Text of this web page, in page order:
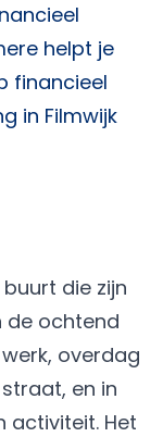
helpt je
financieel
in Filmwijk
die zijn
de ochtend
overdag
en in
activiteit. Het